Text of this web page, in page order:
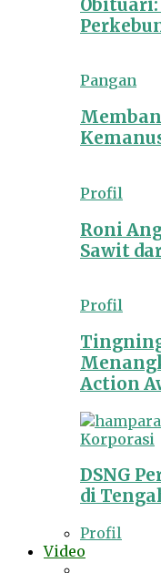
Obituari:
Pangan
Profil
Roni
Sawit
Profil
Action
Korporasi
DSNG
di
Profil
Video